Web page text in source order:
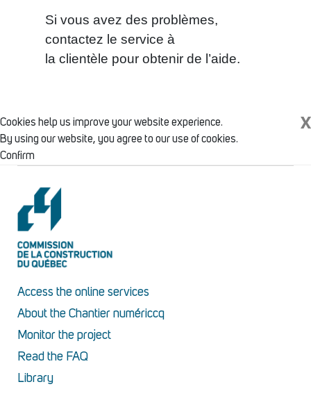
Si vous avez des problèmes,
contactez le service à
la clientèle pour obtenir de l’aide.
X
Cookies help us improve your website experience.
By using our website, you agree to our use of cookies.
Confirm
Access the online services
About the Chantier numériccq
Monitor the project
Read the FAQ
Library